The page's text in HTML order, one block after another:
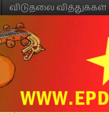
விடுதலை வித்துக்கள்